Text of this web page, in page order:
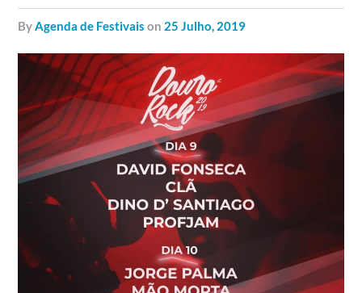
byAgenda de Festivais on 25 Julho, 2019